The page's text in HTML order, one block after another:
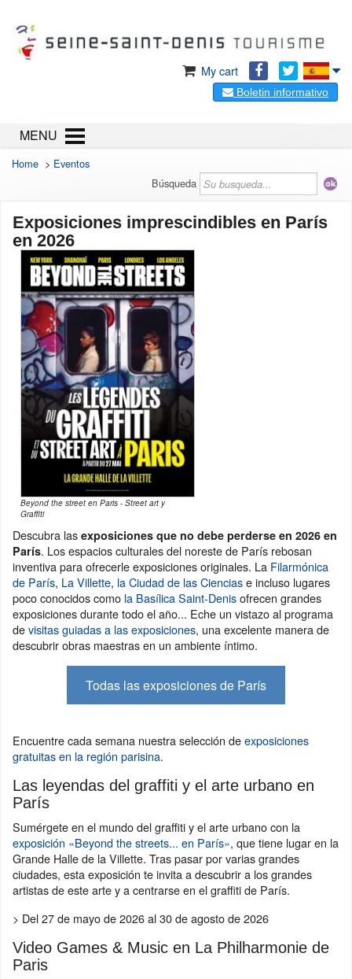
My cart
Boletin informativo
MENU
Home > Eventos
Búsqueda
Exposiciones imprescindibles en París
en 2026
Beyond the street en Paris - Street art y
Graffiti
Descubra las exposiciones que no debe perderse en 2026 en
París. Los espacios culturales del noreste de París rebosan
inventiva para ofrecerle exposiciones originales. La Filarmónica
de París, La Villette, la Ciudad de las Cienciase incluso lugares
poco conocidos como la Basílica Saint-Denisofrecen grandes
exposiciones durante todo el año... Eche un vistazo al programa
devisitas guiadas a las exposiciones, una excelente manera de
descubrir obras maestras en un ambiente íntimo.
Todas las exposiciones de París
Encuentre cada semana nuestra selección deexposiciones
gratuitas en la región parisina.
Las leyendas del graffiti y el arte urbano en
París
Sumérgete en el mundo del graffiti y el arte urbano con la
exposición «Beyond the streets... en París», que tiene lugar en la
Grande Halle de la Villette. Tras pasar por varias grandes
ciudades, esta exposición te invita a descubrir a los grandes
artistas de este arte y a centrarse en el graffiti de París.
> Del 27 de mayo de 2026 al 30 de agosto de 2026
Video Games & Music en La Philharmonie de
Paris